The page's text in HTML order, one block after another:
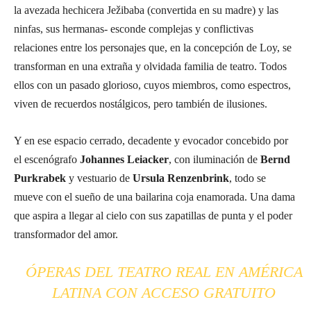
la avezada hechicera Ježibaba (convertida en su madre) y las
ninfas, sus hermanas- esconde complejas y conflictivas
relaciones entre los personajes que, en la concepción de Loy, se
transforman en una extraña y olvidada familia de teatro. Todos
ellos con un pasado glorioso, cuyos miembros, como espectros,
viven de recuerdos nostálgicos, pero también de ilusiones.
Y en ese espacio cerrado, decadente y evocador concebido por
el escenógrafo Johannes Leiacker, con iluminación de Bernd
Purkrabek y vestuario de Ursula Renzenbrink, todo se
mueve con el sueño de una bailarina coja enamorada. Una dama
que aspira a llegar al cielo con sus zapatillas de punta y el poder
transformador del amor.
ÓPERAS DEL TEATRO REAL EN AMÉRICA
LATINA CON ACCESO GRATUITO